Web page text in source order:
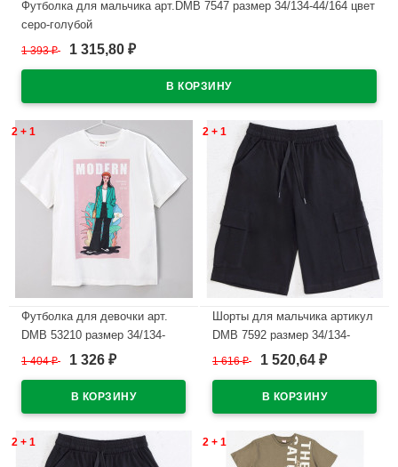
Футболка для мальчика арт.DMB 7547 размер 34/134-44/164 цвет
серо-голубой
В наличии
1 393₽ 1 315,80 ₽
2 + 1
Футболка для девочки арт.
DMB 53210 размер 34/134-
44/164 цвет пыльная роза
1 404₽ 1 326 ₽
2 + 1
Шорты для мальчика артикул
DMB 7592 размер 34/134-
44/164 цвет темно-синий
1 616₽ 1 520,64 ₽
2 + 1 2 + 1